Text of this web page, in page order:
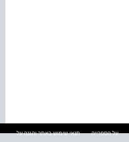
על הספרייה
תנאי שימוש באתר והגנה על